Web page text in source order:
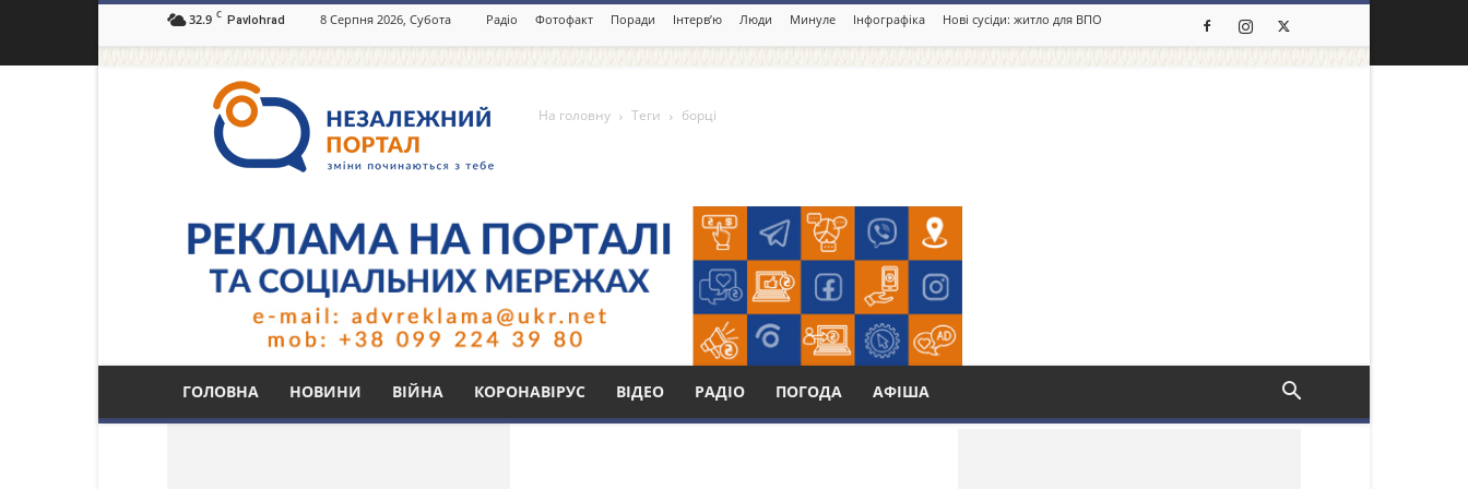
32.9 C Pavlohrad 8 Серпня 2026, Субота Радіо Фотофакт Поради Інтерв’ю Люди Минуле Інфографіка Нові сусіди: житло для ВПО
портал
Павлоград.dp.ua
ГОЛОВНА НОВИНИ ВІЙНА КОРОНАВІРУС ВІДЕО РАДІО ПОГОДА АФІША
На головну Теги борці
Тег: борці